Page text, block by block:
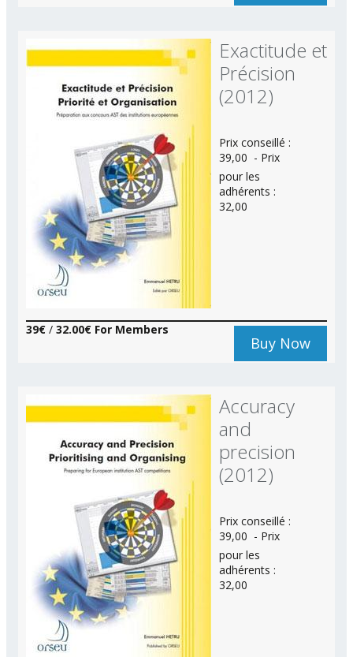
Exactitude et
Précision
(2012)
Prix conseillé :
39,00  - Prix
pour les
adhérents :
32,00
39€ / 32.00€ For Members
Buy Now
Accuracy
and
precision
(2012)
Prix conseillé :
39,00  - Prix
pour les
adhérents :
32,00